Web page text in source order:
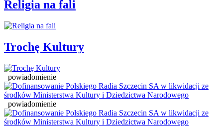
Religia na fali
Trochę Kultury
powiadomienie
powiadomienie